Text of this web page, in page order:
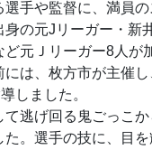
手や監督に、満員
身の元Jリーガー・新
元Ｊリーガー8人が
には、枚方市が主催
しました。
逃げ回る鬼ごっこ
た。選手の技に、目